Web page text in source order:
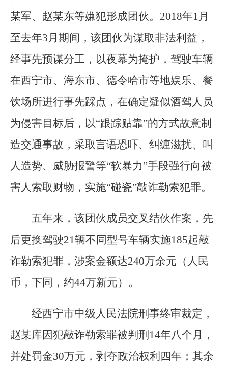
某军、赵某东等嫌犯形成团伙。2018年1月
至去年3月期间，该团伙为谋取非法利益，
经事先预谋分工，以夜幕为掩护，驾驶车辆
在西宁市、海东市、德令哈市等地娱乐、餐
饮场所进行事先踩点，在确定疑似酒驾人员
为侵害目标后，以“跟踪贴靠”的方式故意制
造交通事故，采取言语恐吓、纠缠滋扰、叫
人造势、威胁报警等“软暴力”手段强行向被
害人索取财物，实施“碰瓷”敲诈勒索犯罪。
五年来，该团伙成员交叉结伙作案，先
后更换驾驶21辆不同型号车辆实施185起敲
诈勒索犯罪，涉案金额达240万余元（人民
币，下同，约44万新元）。
经西宁市中级人民法院刑事终审裁定，
赵某库因犯敲诈勒索罪被判刑14年八个月，
并处罚金30万元，剥夺政治权利四年；其余